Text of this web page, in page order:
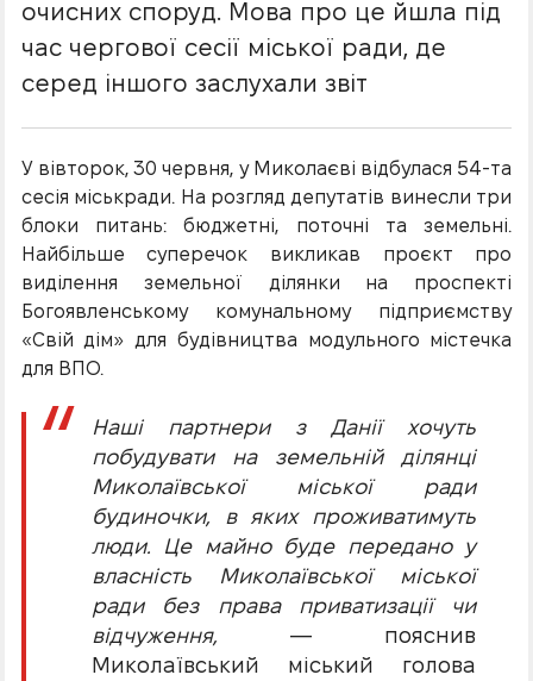
очисних споруд. Мова про це йшла під
час чергової сесії міської ради, де
серед іншого заслухали звіт
У вівторок, 30 червня, у Миколаєві відбулася 54-та
сесія міськради. На розгляд депутатів винесли три
блоки питань: бюджетні, поточні та земельні.
Найбільше суперечок викликав проєкт про
виділення земельної ділянки на проспекті
Богоявленському комунальному підприємству
«Свій дім» для будівництва модульного містечка
для ВПО.
Наші партнери з Данії хочуть
побудувати на земельній ділянці
Миколаївської міської ради
будиночки, в яких проживатимуть
люди. Це майно буде передано у
власність Миколаївської міської
ради без права приватизації чи
відчуження, — пояснив
Миколаївський міський голова